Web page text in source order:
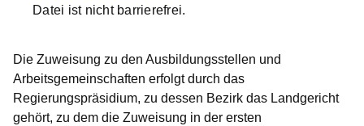
Beschreibung
Datei ist nicht barrierefrei.
Die Zuweisung zu den Ausbildungsstellen und
Arbeitsgemeinschaften erfolgt durch das
Regierungspräsidium, zu dessen Bezirk das Landgericht
gehört, zu dem die Zuweisung in der ersten